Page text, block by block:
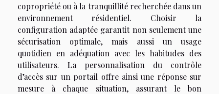
copropriété ou à la tranquillité recherchée dans un
environnement résidentiel. Choisir la
configuration adaptée garantit non seulement une
sécurisation optimale, mais aussi un usage
quotidien en adéquation avec les habitudes des
utilisateurs. La personnalisation du contrôle
d’accès sur un portail offre ainsi une réponse sur
mesure à chaque situation, assurant le bon